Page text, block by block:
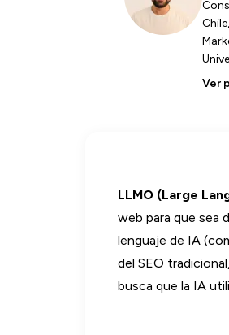
Ver
LLMO (Large
web para que sea
lenguaje de IA
del SEO
busca que la IA